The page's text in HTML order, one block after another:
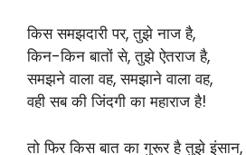
किस समझदारी पर, तुझे नाज है,
किन-किन बातों से, तुझे ऐतराज है,
समझने वाला वह, समझाने वाला वह,
वही सब की जिंदगी का महाराज है!
तो फिर किस बात का गुरूर है तुझे इंसान,